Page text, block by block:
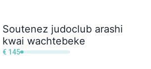
Soutenez judoclub arashi
kwai wachtebeke
€ 145